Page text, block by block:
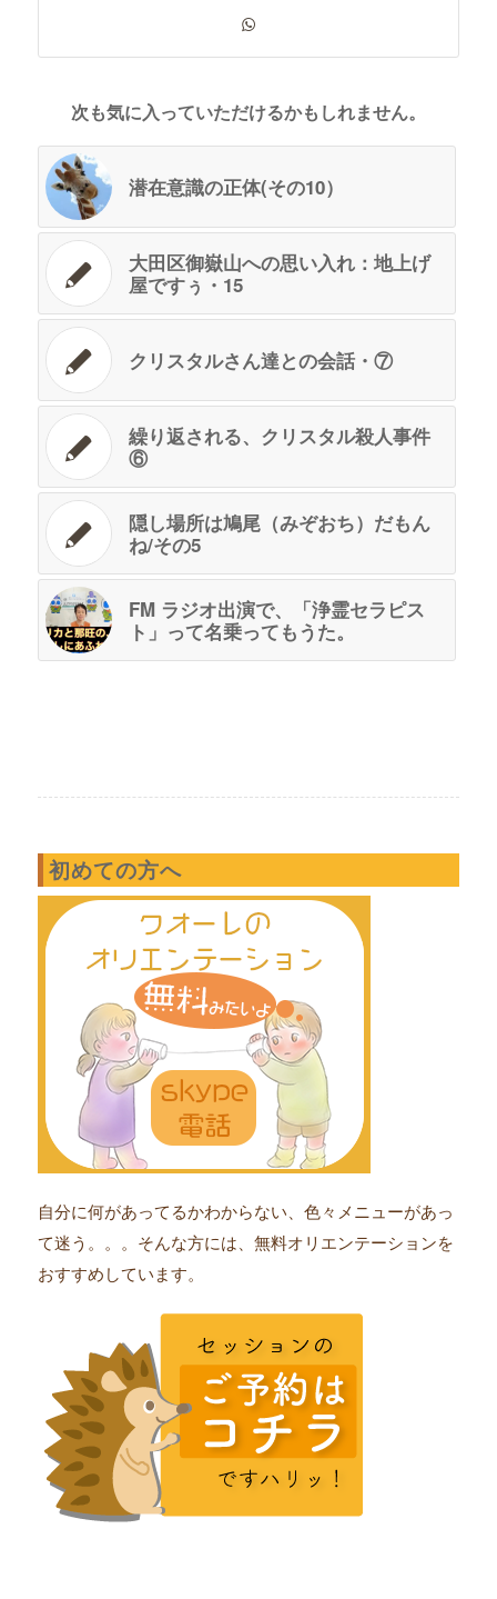
次も気に入っていただけるかもしれません。
潜在意識の正体(その10）
大田区御嶽山への思い入れ：地上げ
屋ですぅ・15
クリスタルさん達との会話・⑦
繰り返される、クリスタル殺人事件
⑥
隠し場所は鳩尾（みぞおち）だもん
ね/その5
FM ラジオ出演で、「浄霊セラピス
ト」って名乗ってもうた。
初めての方へ
自分に何があってるかわからない、色々メニューがあっ
て迷う。。。そんな方には、無料オリエンテーションを
おすすめしています。